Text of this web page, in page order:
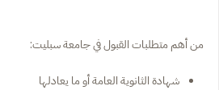
من أهم متطلبات القبول في جامعة سبليت:
شهادة الثانوية العامة أو ما يعادلها